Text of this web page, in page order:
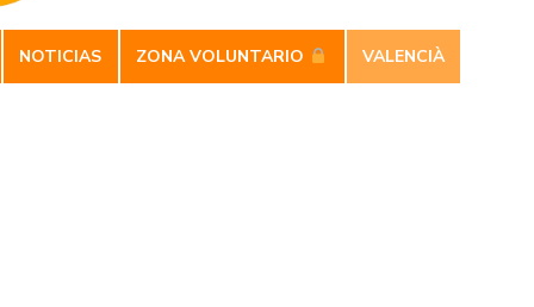
NOTICIAS ZONA VOLUNTARIO VALENCIÀ